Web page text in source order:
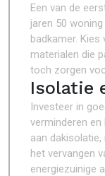
Een van de
jaren 50
badkamer.
materialen die
toch zorgen
Isolatie
Investeer in
verminderen
aan
het vervangen
energiezuinige